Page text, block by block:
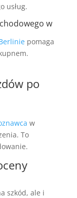
usług.
w
pomaga
po
w
To
szkód, ale i